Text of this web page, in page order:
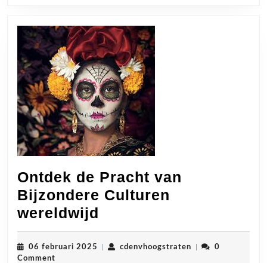
Ontdek de Pracht van
Bijzondere Culturen
wereldwijd
de
Pracht
06 februari 2025 06
cdenvhoogstratencdenvhoogstraten
0
Comment